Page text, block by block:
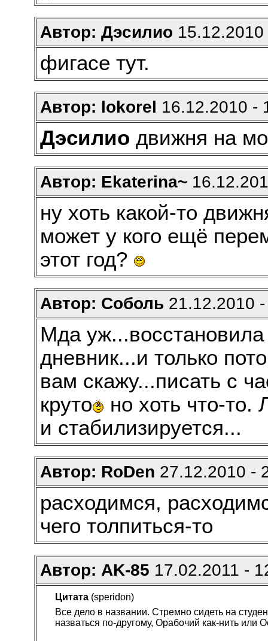
Автор: Дэсилио
фигасе тут.
Автор: lokorel 16.12.2010 -
Дэсилио движня на
Автор: Ekaterina~
ну хоть какой-то
может у кого ещё
этот год?
Автор: Соболь 21.12.2010
Мда
дневник...и только
вам скажу...писать с
круто
но хоть что-
и стабилизируется...
Автор: RoDen 27.12.2010 -
расходимся,
чего толпиться-то
Автор: AK-85 17.02.2011 -
Цитата (speridon)
Все дело в названии. Стремно сидеть на
назваться по-другому, Орабочий как-нить или